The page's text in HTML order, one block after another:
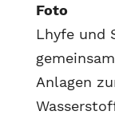
Foto
Lhyfe und
Anlagen